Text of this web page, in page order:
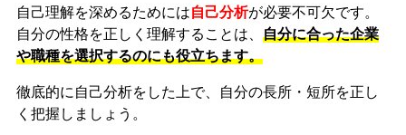
自己理解を深めるためには自己分析が必要不可欠です。
自分の性格を正しく理解することは、 自分に合った企業
や職種を選択するのにも役立ちます。
徹底的に自己分析をした上で、自分の長所・短所を正し
く把握しましょう。